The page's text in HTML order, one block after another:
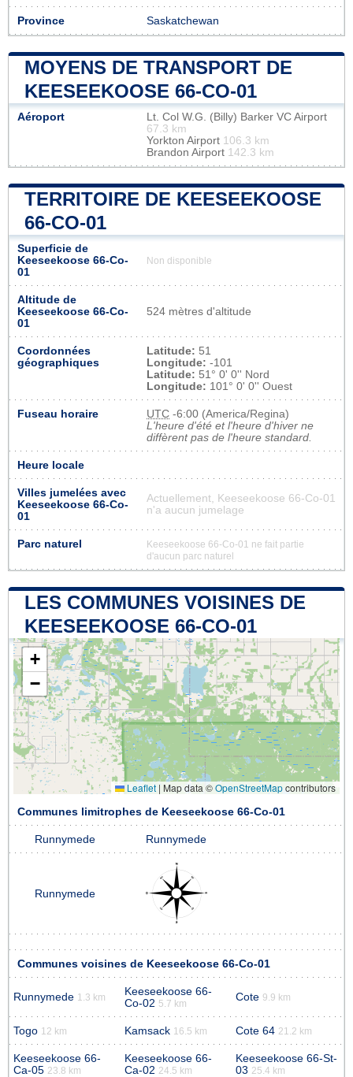
Province Saskatchewan
MOYENS DE TRANSPORT DE
KEESEEKOOSE 66-CO-01
Aéroport
Lt. Col W.G. (Billy) Barker VC Airport
67.3 km
Yorkton Airport 106.3 km
Brandon Airport 142.3 km
TERRITOIRE DE KEESEEKOOSE
66-CO-01
Superficie de
Keeseekoose 66-Co-
01
Non disponible
Altitude de
Keeseekoose 66-Co-
01
524 mètres d'altitude
Coordonnées
géographiques
Latitude: 51
Longitude: -101
Latitude: 51° 0' 0'' Nord
Longitude: 101° 0' 0'' Ouest
Fuseau horaire UTC -6:00 (America/Regina)
L'heure d'été et l'heure d'hiver ne
diffèrent pas de l'heure standard.
Heure locale
Villes jumelées avec
Keeseekoose 66-Co-
01
Actuellement, Keeseekoose 66-Co-01
n'a aucun jumelage
Parc naturel
Keeseekoose 66-Co-01 ne fait partie
d'aucun parc naturel
LES COMMUNES VOISINES DE
KEESEEKOOSE 66-CO-01
+
−
Leaflet | Map data ©OpenStreetMapcontributors
Communes limitrophes de Keeseekoose 66-Co-01
Runnymede Runnymede
Runnymede
Communes voisines de Keeseekoose 66-Co-01
Runnymede 1.3 km
Keeseekoose 66-
Co-02 5.7 km
Cote 9.9 km
Togo 12 km Kamsack 16.5 km Cote 64 21.2 km
Keeseekoose 66-
Ca-05 23.8 km
Keeseekoose 66-
Ca-02 24.5 km
Keeseekoose 66-St-
03 25.4 km